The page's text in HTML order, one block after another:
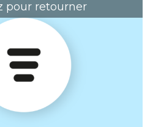
pour retourner
"Döner"